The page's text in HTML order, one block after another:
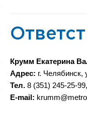
Крумм Екатерина
Адрес: г.
Тел. 8 (351) 245-25-
E-mail: